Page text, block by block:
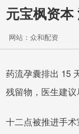
元宝枫资本
网站：众和配资
药流孕囊排出 15
残留物，医生建议
十二点被推进手